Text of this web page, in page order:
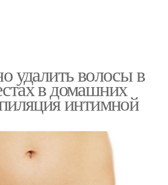
удалить волосы в
в домашних
интимной